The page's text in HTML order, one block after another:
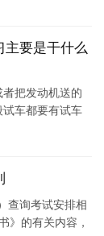
主要是干什么
把发动机送的
车都要有试车
询考试安排相
的有关内容，